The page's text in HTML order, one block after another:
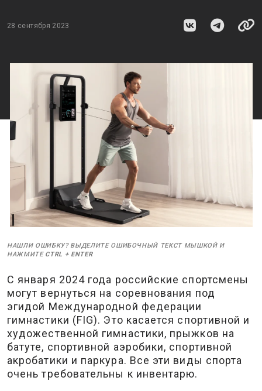
28 сентября 2023
НАШЛИ ОШИБКУ? ВЫДЕЛИТЕ ОШИБОЧНЫЙ ТЕКСТ МЫШКОЙ И
НАЖМИТЕ CTRL + ENTER
С января 2024 года российские спортсмены
могут вернуться на соревнования под
эгидой Международной федерации
гимнастики (FIG). Это касается спортивной и
художественной гимнастики, прыжков на
батуте, спортивной аэробики, спортивной
акробатики и паркура. Все эти виды спорта
очень требовательны к инвентарю.